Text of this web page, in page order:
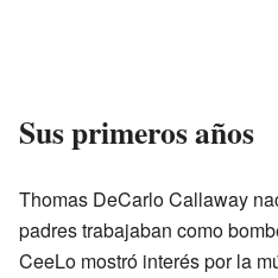
Sus primeros años
Thomas DeCarlo Callaway
padres trabajaban como
CeeLo mostró interés por la